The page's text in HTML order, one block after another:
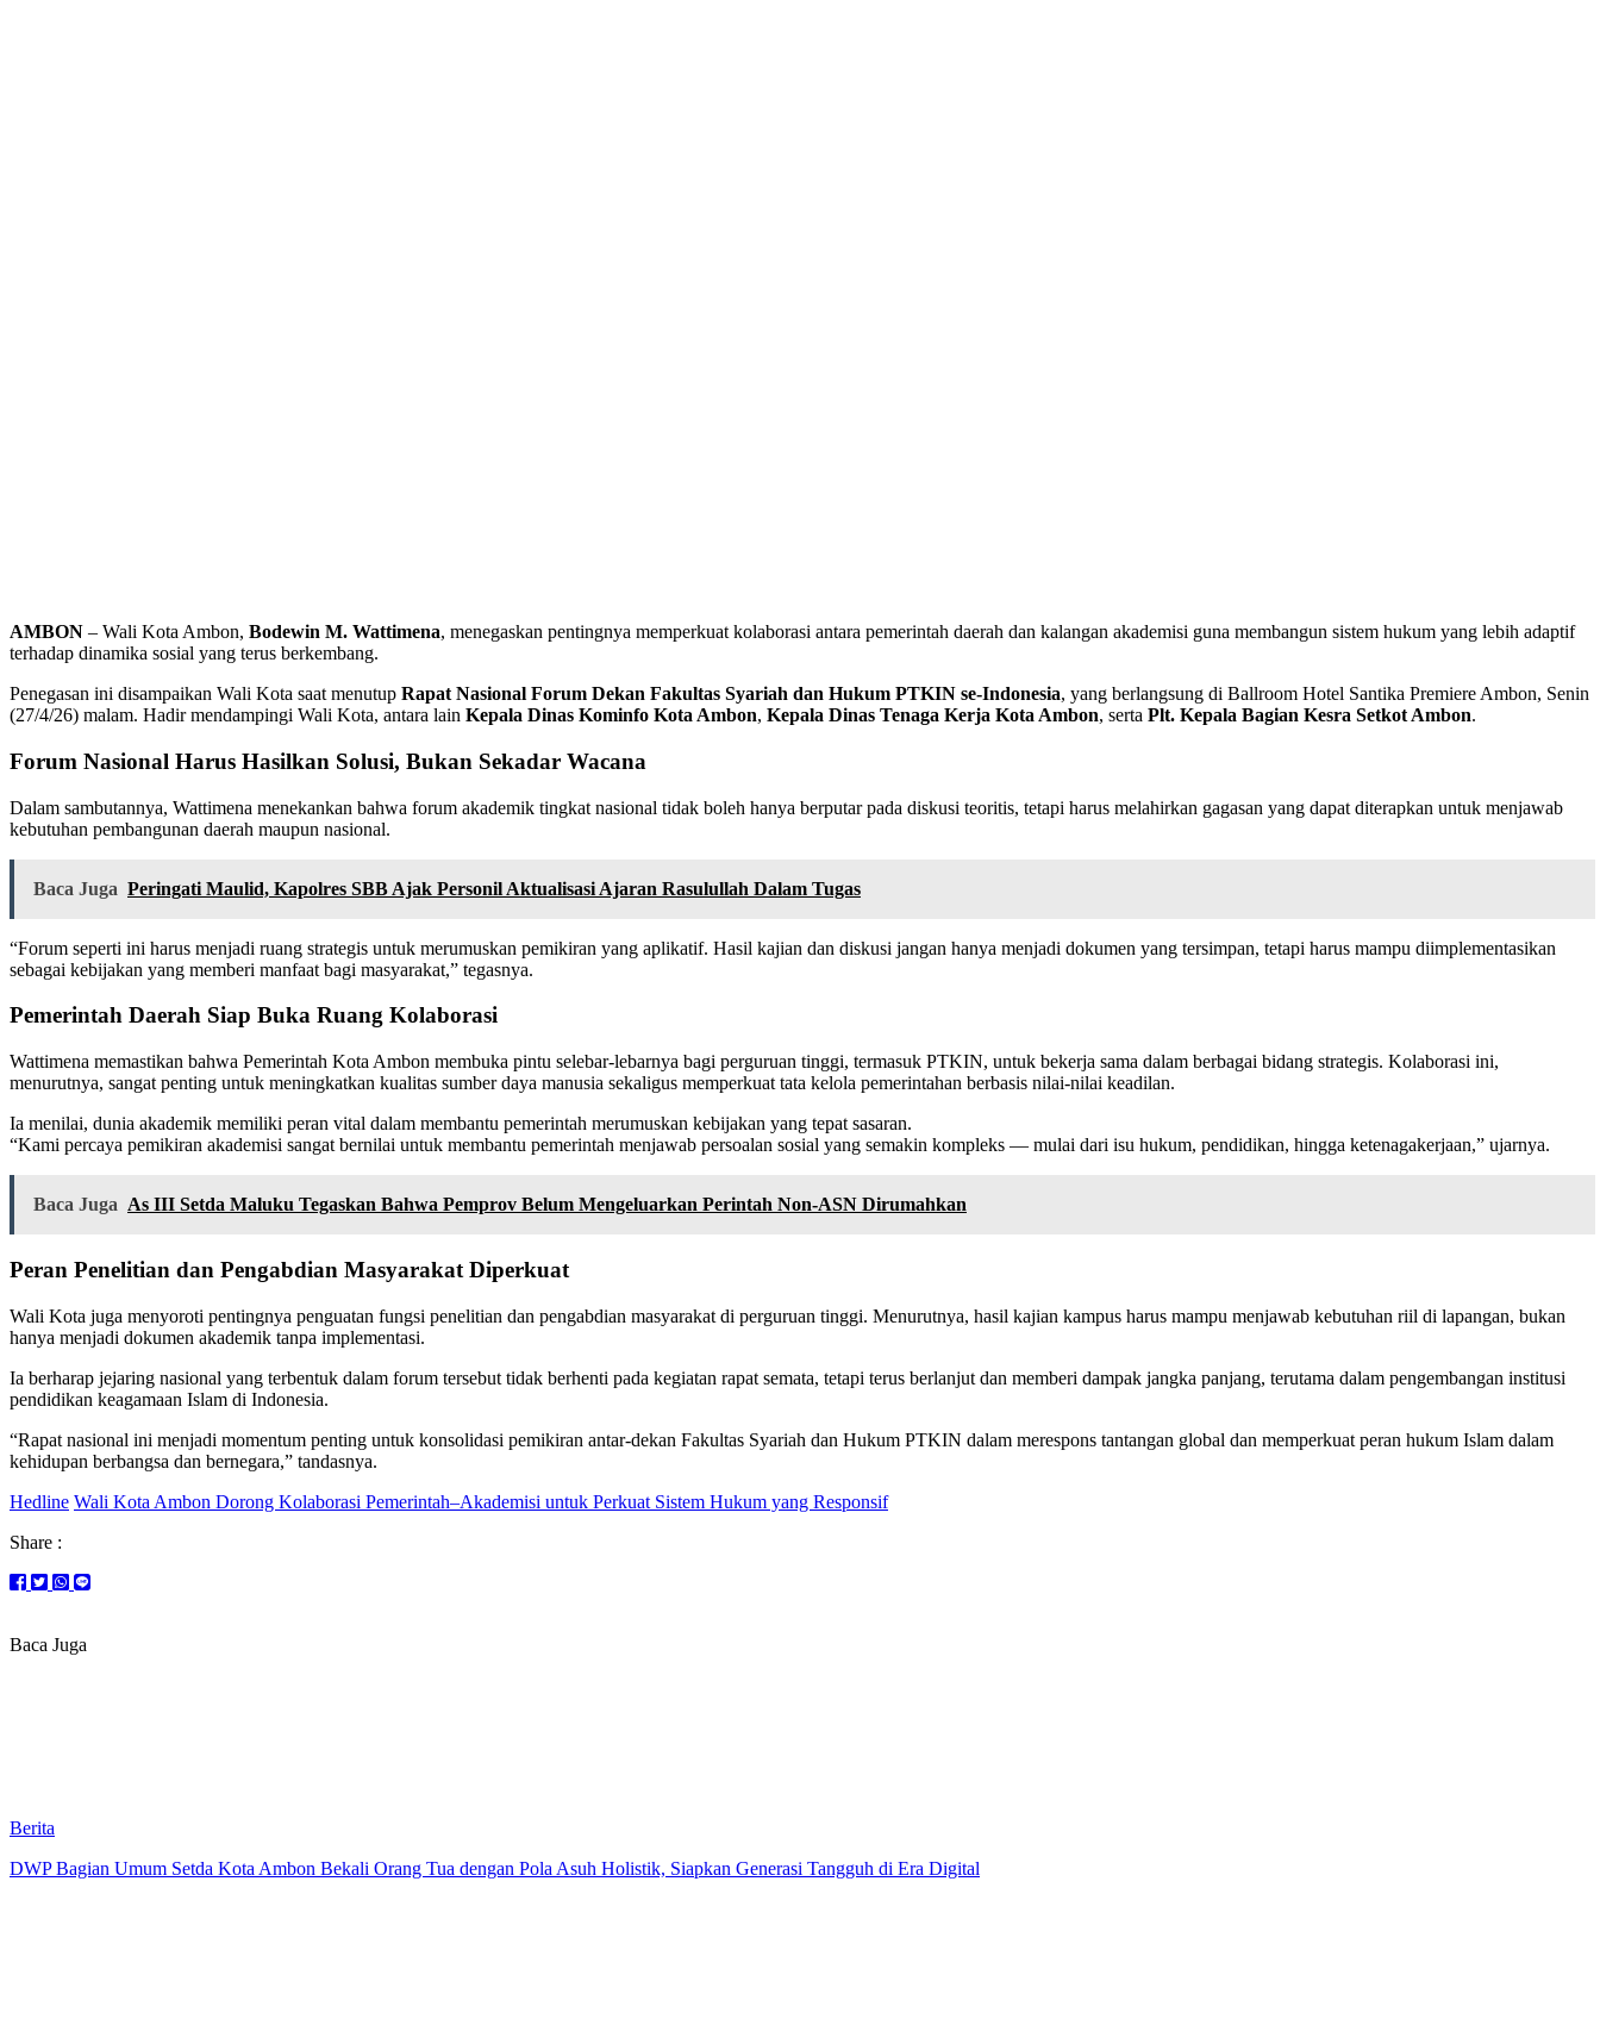
AMBON – Wali Kota Ambon, Bodewin M. Wattimena, menegaskan pentingnya memperkuat kolaborasi antara pemerintah daerah dan kalangan akademisi guna membangun sistem hukum yang lebih adaptif
terhadap dinamika sosial yang terus berkembang.
Penegasan ini disampaikan Wali Kota saat menutup Rapat Nasional Forum Dekan Fakultas Syariah dan Hukum PTKIN se-Indonesia, yang berlangsung di Ballroom Hotel Santika Premiere Ambon, Senin
(27/4/26) malam. Hadir mendampingi Wali Kota, antara lain Kepala Dinas Kominfo Kota Ambon, Kepala Dinas Tenaga Kerja Kota Ambon, serta Plt. Kepala Bagian Kesra Setkot Ambon.
Forum Nasional Harus Hasilkan Solusi, Bukan Sekadar Wacana
Dalam sambutannya, Wattimena menekankan bahwa forum akademik tingkat nasional tidak boleh hanya berputar pada diskusi teoritis, tetapi harus melahirkan gagasan yang dapat diterapkan untuk menjawab
kebutuhan pembangunan daerah maupun nasional.
Baca Juga Peringati Maulid, Kapolres SBB Ajak Personil Aktualisasi Ajaran Rasulullah Dalam Tugas
“Forum seperti ini harus menjadi ruang strategis untuk merumuskan pemikiran yang aplikatif. Hasil kajian dan diskusi jangan hanya menjadi dokumen yang tersimpan, tetapi harus mampu diimplementasikan
sebagai kebijakan yang memberi manfaat bagi masyarakat,” tegasnya.
Pemerintah Daerah Siap Buka Ruang Kolaborasi
Wattimena memastikan bahwa Pemerintah Kota Ambon membuka pintu selebar-lebarnya bagi perguruan tinggi, termasuk PTKIN, untuk bekerja sama dalam berbagai bidang strategis. Kolaborasi ini,
menurutnya, sangat penting untuk meningkatkan kualitas sumber daya manusia sekaligus memperkuat tata kelola pemerintahan berbasis nilai-nilai keadilan.
Ia menilai, dunia akademik memiliki peran vital dalam membantu pemerintah merumuskan kebijakan yang tepat sasaran.
“Kami percaya pemikiran akademisi sangat bernilai untuk membantu pemerintah menjawab persoalan sosial yang semakin kompleks — mulai dari isu hukum, pendidikan, hingga ketenagakerjaan,” ujarnya.
Baca Juga As III Setda Maluku Tegaskan Bahwa Pemprov Belum Mengeluarkan Perintah Non-ASN Dirumahkan
Peran Penelitian dan Pengabdian Masyarakat Diperkuat
Wali Kota juga menyoroti pentingnya penguatan fungsi penelitian dan pengabdian masyarakat di perguruan tinggi. Menurutnya, hasil kajian kampus harus mampu menjawab kebutuhan riil di lapangan, bukan
hanya menjadi dokumen akademik tanpa implementasi.
Ia berharap jejaring nasional yang terbentuk dalam forum tersebut tidak berhenti pada kegiatan rapat semata, tetapi terus berlanjut dan memberi dampak jangka panjang, terutama dalam pengembangan institusi
pendidikan keagamaan Islam di Indonesia.
“Rapat nasional ini menjadi momentum penting untuk konsolidasi pemikiran antar-dekan Fakultas Syariah dan Hukum PTKIN dalam merespons tantangan global dan memperkuat peran hukum Islam dalam
kehidupan berbangsa dan bernegara,” tandasnya.
Hedline Wali Kota Ambon Dorong Kolaborasi Pemerintah–Akademisi untuk Perkuat Sistem Hukum yang Responsif
Share :
Baca Juga
Berita
DWP Bagian Umum Setda Kota Ambon Bekali Orang Tua dengan Pola Asuh Holistik, Siapkan Generasi Tangguh di Era Digital